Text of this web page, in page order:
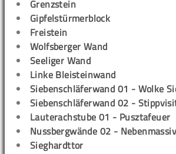
Grenzstein
Gipfelstürmerblock
Freistein
Wolfsberger Wand
Seeliger Wand
Linke Bleisteinwand
Siebenschläferwand 01 - Wolke
Siebenschläferwand 02 -
Lauterachstube 01 - Pusztafeuer
Nussbergwände 02 -
Sieghardttor